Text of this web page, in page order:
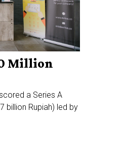
Million
a Series A
billion Rupiah) led by